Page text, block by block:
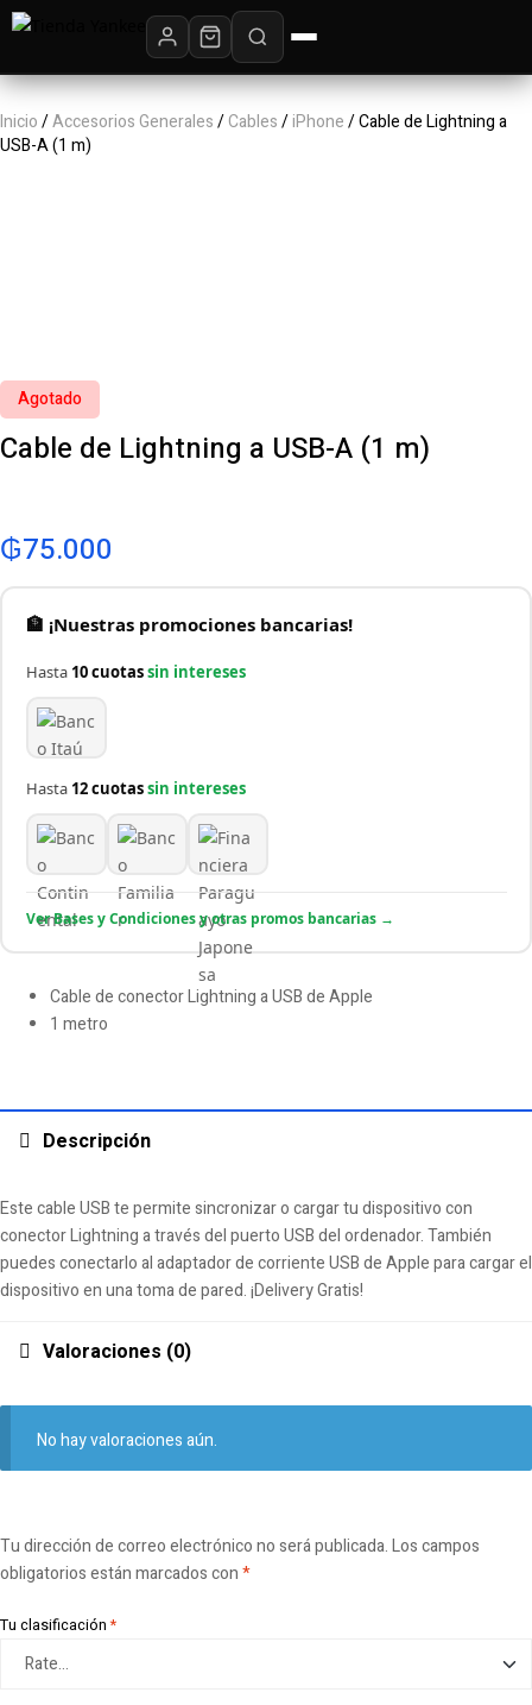
Inicio/Accesorios Generales/Cables/iPhone/ Cable de Lightning a
USB-A (1 m) ‎ ‎ ‎ ‎ ‎ ‎ ‎ ‎ ‎ ‎ ‎ ‎ ‎ ‎ ‎ ‎ ‎ ‎ ‎ ‎ ‎ ‎ ‎ ‎ ‎ ‎ ‎ ‎ ‎ ‎ ‎ ‎ ‎ ‎ ‎ ‎ ‎ ‎ ‎ ‎ ‎ ‎ ‎ ‎ ‎ ‎ ‎ ‎ ‎ ‎ ‎ ‎ ‎ ‎ ‎ ‎ ‎ ‎ ‎ ‎ ‎ ‎ ‎ ‎ ‎ ‎ ‎ ‎
Agotado
Cable de Lightning a USB-A (1 m) ‎ ‎ ‎ ‎ ‎ ‎ ‎ ‎ ‎ ‎ ‎ ‎ ‎ ‎
₲75.000
🏦 ¡Nuestras promociones bancarias!
Hasta 10 cuotassin intereses
Hasta 12 cuotassin intereses
Ver Bases y Condiciones y otras promos bancarias →
Cable de conector Lightning a USB de Apple
1 metro
Descripción
Este cable USB te permite sincronizar o cargar tu dispositivo con
conector Lightning a través del puerto USB del ordenador. También
puedes conectarlo al adaptador de corriente USB de Apple para cargar el
dispositivo en una toma de pared. ¡Delivery Gratis!
Valoraciones (0)
No hay valoraciones aún.
Tu dirección de correo electrónico no será publicada.Los campos
obligatorios están marcados con*
Tu clasificación*